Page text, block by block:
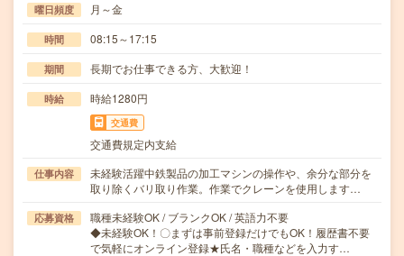
曜日頻度 月～金
時間 08:15～17:15
期間 長期でお仕事できる方、大歓迎！
時給 時給1280円
交通費
交通費規定内支給
仕事内容
未経験活躍中鉄製品の加工マシンの操作や、余分な部分を
取り除くバリ取り作業。作業でクレーンを使用します…
応募資格
職種未経験OK / ブランクOK / 英語力不要
◆未経験OK！〇まずは事前登録だけでもOK！履歴書不要
で気軽にオンライン登録★氏名・職種などを入力す…